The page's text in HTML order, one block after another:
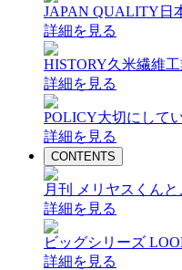
JAPAN QUALITY 日
詳細を見る
HISTORY久米繊維
詳細を見る
POLICY大切にして
詳細を見る
CONTENTS
月刊 メリヤスくん
詳細を見る
ビッグシリーズ
詳細を見る